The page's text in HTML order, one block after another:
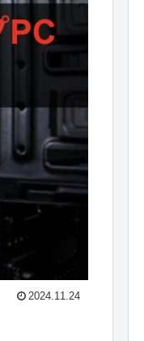
2024.11.24